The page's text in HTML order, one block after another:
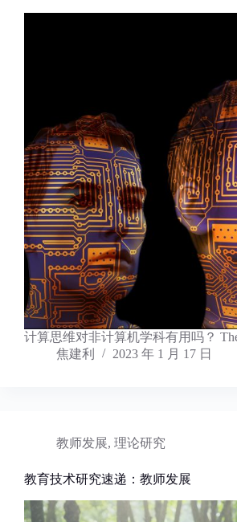
计算思维对非计算机学科有用吗？
焦建利
2023 年 1 月 17 日
教师发展, 理论研究
教育技术研究速递：教师发展